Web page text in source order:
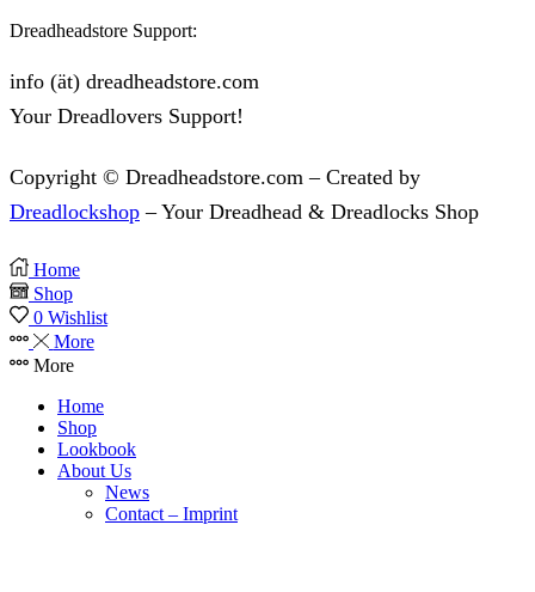
Dreadheadstore Support:
info (ät) dreadheadstore.com
Your Dreadlovers Support!
Copyright © Dreadheadstore.com – Created by
Dreadlockshop – Your Dreadhead & Dreadlocks Shop
Home
Shop
0 Wishlist
More
More
Home
Shop
Lookbook
About Us
News
Contact – Imprint